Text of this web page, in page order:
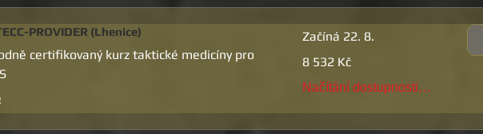
PROVIDER (Lhenice)
certifikovaný kurz taktické medicíny pro
Začíná 22. 8.
českých
8 532 Kč
Načítání dostupnosti…